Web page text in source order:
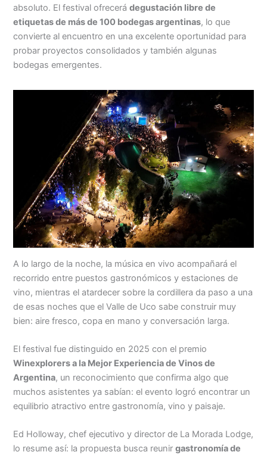
absoluto. El festival ofrecerádegustación libre de
etiquetas de más de 100 bodegas argentinas, lo que
convierte al encuentro en una excelente oportunidad para
probar proyectos consolidados y también algunas
bodegas emergentes.
A lo largo de la noche, la música en vivo acompañará el
recorrido entre puestos gastronómicos y estaciones de
vino, mientras el atardecer sobre la cordillera da paso a una
de esas noches que el Valle de Uco sabe construir muy
bien: aire fresco, copa en mano y conversación larga.
El festival fue distinguido en 2025 con el premio
Winexplorers a la Mejor Experiencia de Vinos de
Argentina, un reconocimiento que confirma algo que
muchos asistentes ya sabían: el evento logró encontrar un
equilibrio atractivo entre gastronomía, vino y paisaje.
Ed Holloway, chef ejecutivo y director de La Morada Lodge,
lo resume así: la propuesta busca reunirgastronomía de